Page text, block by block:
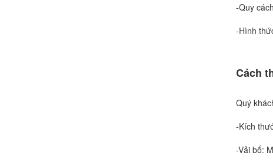
-Quy
-Hình
Cách
Quý
-Kích
-Vải bố: